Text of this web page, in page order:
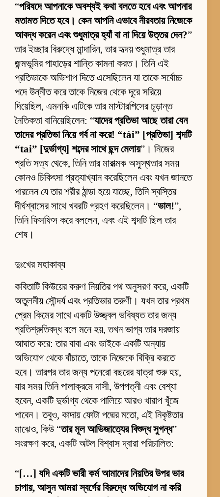
“পরিষদে আপনাকে অবশ্যই কথা বলতে হবে এবং আপনার
মতামত দিতে হবে। কেন আপনি এভাবে নীরবতায় নিজেকে
আবদ্ধ করেন এবং শুধুমাত্র হ্যাঁ বা না দিয়ে উত্তর দেন?”
তার ইচ্ছার বিরুদ্ধে মান্দারিন, তার হৃদয় শুধুমাত্র তার
জন্মভূমির পাহাড়ের শান্তি কামনা করত। তিনি এই
প্রতিভাকে অভিশাপ দিতে এসেছিলেন যা তাকে সর্বোচ্চ
পদে উন্নীত করে তাকে নিজের থেকে দূরে সরিয়ে
দিয়েছিল, এমনকি এটিকে তার মাস্টারপিসের চূড়ান্ত
নৈতিকতা বানিয়েছিলেন: “যাদের প্রতিভা আছে তারা যেন
তাদের প্রতিভা নিয়ে গর্ব না করে! “tài” [প্রতিভা] শব্দটি
“tai” [দুর্ভাগ্য] শব্দের সাথে ছন্দ মেলায়”। নিজের
প্রতি সত্য থেকে, তিনি তার মারাত্মক অসুস্থতার সময়
কোনও চিকিৎসা প্রত্যাখ্যান করেছিলেন এবং যখন জানতে
পারলেন যে তার শরীর ঠান্ডা হয়ে যাচ্ছে, তিনি স্বস্তির
দীর্ঘশ্বাসের সাথে খবরটি গ্রহণ করেছিলেন। “ভাল!”,
তিনি ফিসফিস করে বললেন, এবং এই শব্দটি ছিল তার
শেষ।
দুঃখের মহাকাব্য
কবিতাটি কিউয়ের করুণ নিয়তির পথ অনুসরণ করে, একটি
অতুলনীয় সৌন্দর্য এবং প্রতিভার তরুণী। যখন তার প্রথম
প্রেম কিমের সাথে একটি উজ্জ্বল ভবিষ্যত তার জন্য
প্রতিশ্রুতিবদ্ধ বলে মনে হয়, তখন ভাগ্য তার দরজায়
আঘাত করে: তার বাবা এবং ভাইকে একটি অন্যায়
অভিযোগ থেকে বাঁচাতে, তাকে নিজেকে বিক্রি করতে
হবে। তারপর তার জন্য পনেরো বছরের যাত্রা শুরু হয়,
যার সময় তিনি পালাক্রমে দাসী, উপপত্নী এবং বেশ্যা
হবেন, একটি দুর্ভাগ্য থেকে পালিয়ে আরও খারাপ খুঁজে
পাবেন। তবুও, কাদায় ফোটা পদ্মের মতো, এই নিকৃষ্টতার
মাঝেও, কিউ “তার মূল আভিজাত্যের বিশুদ্ধ সুগন্ধ”
সংরক্ষণ করে, একটি অটল বিশ্বাস দ্বারা পরিচালিত:
“[…] যদি একটি ভারী কর্ম আমাদের নিয়তির উপর ভার
চাপায়, আসুন আমরা স্বর্গের বিরুদ্ধে অভিযোগ না করি